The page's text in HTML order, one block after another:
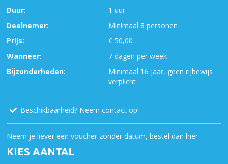
Duur:
1 uur
Deelnemer:
Minimaal 8 personen
Prijs:
€ 50,00
Wanneer:
7 dagen per week
Bijzonderheden:
Minimaal 16 jaar, geen rijbewijs
verplicht
Beschikbaarheid? Neem contact op!
Neem je liever een voucher zonder datum, bestel dan hier
KIES AANTAL